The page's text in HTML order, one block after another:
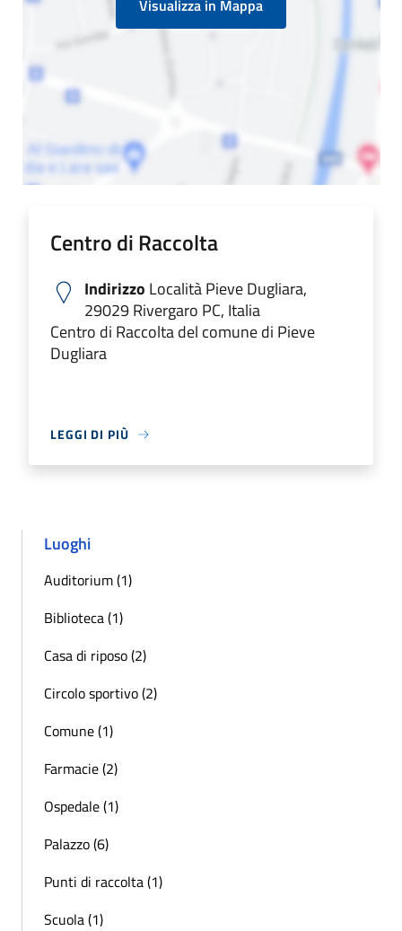
Visualizza in Mappa
Centro di Raccolta
Indirizzo Località Pieve Dugliara,
29029 Rivergaro PC, Italia
Centro di Raccolta del comune di Pieve
Dugliara
LEGGI DI PIÙ
Luoghi
Auditorium (1)
Biblioteca (1)
Casa di riposo (2)
Circolo sportivo (2)
Comune (1)
Farmacie (2)
Ospedale (1)
Palazzo (6)
Punti di raccolta (1)
Scuola (1)